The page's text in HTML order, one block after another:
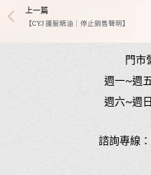
上一篇
【CYJ 護髮精油｜停止銷售聲明】
諮詢專線：
門市
週一~週
週六~週